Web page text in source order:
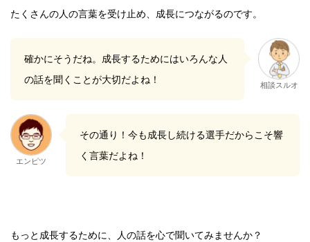
たくさんの人の言葉を受け止め、成長につながるのです。
確かにそうだね。成長するためにはいろんな人
の話を聞くことが大切だよね！
相談スルオ
エンピツ
その通り！今も成長し続ける選手だからこそ響
く言葉だよね！
もっと成長するために、人の話を心で聞いてみませんか？